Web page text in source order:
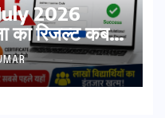
2026
का रिजल्ट कब
Date,